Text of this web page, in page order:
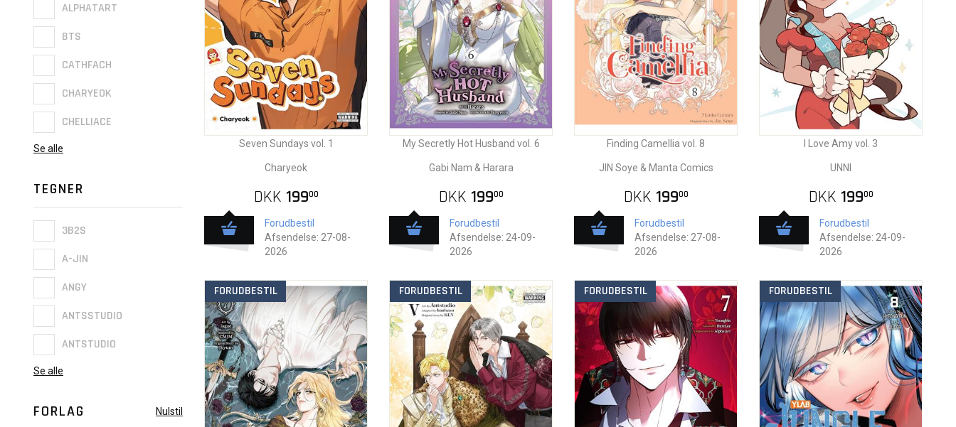
ALPHATART
BTS
CATHFACH
CHARYEOK
CHELLIACE
Se alle
TEGNER
3B2S
A-JIN
ANGY
ANTSSTUDIO
ANTSTUDIO
Se alle
FORLAG Nulstil
Seven Sundays vol. 1
Charyeok
DKK 19900
Forudbestil
Afsendelse: 27-08-
2026
My Secretly Hot Husband vol. 6
Gabi Nam & Harara
DKK 19900
Forudbestil
Afsendelse: 24-09-
2026
Finding Camellia vol. 8
JIN Soye & Manta Comics
DKK 19900
Forudbestil
Afsendelse: 27-08-
2026
I Love Amy vol. 3
UNNI
DKK 19900
Forudbestil
Afsendelse: 24-09-
2026
FORUDBESTIL FORUDBESTIL FORUDBESTIL FORUDBESTIL